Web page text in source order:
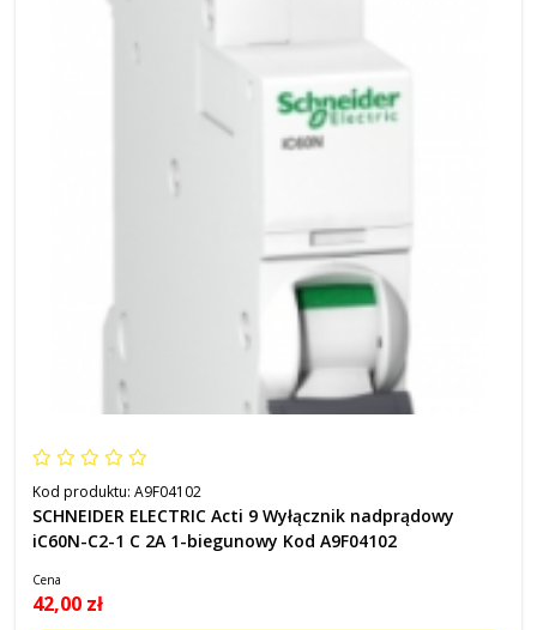
Kod produktu: A9F04102
SCHNEIDER ELECTRIC Acti 9 Wyłącznik nadprądowy
iC60N-C2-1 C 2A 1-biegunowy Kod A9F04102
Cena
42,00 zł